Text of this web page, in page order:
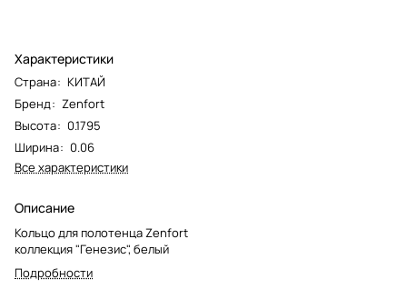
Характеристики
Страна: КИТАЙ
Бренд: Zenfort
Высота: 0.1795
Ширина: 0.06
Все характеристики
Описание
Кольцо для полотенца Zenfort
коллекция "Генезис", белый
Подробности